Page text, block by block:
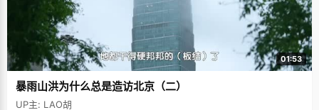
01:53
暴雨山洪为什么总是造访北京（二）
UP主: LAO胡